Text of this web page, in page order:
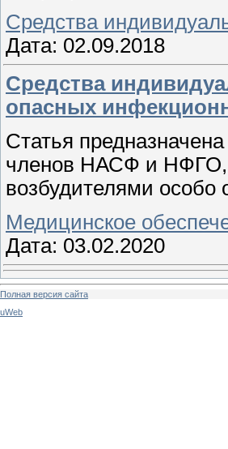
Средства
Дата: 02.09.2018
Средства
опасных
Статья
членов НАСФ и НФГО,
возбудителями
Медицинское
Дата: 03.02.2020
Полная версия сайта
uWeb